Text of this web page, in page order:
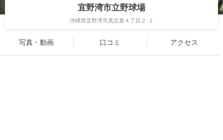
宜野湾市立野球場
沖縄県宜野湾市真志喜４丁目２-１
写真・動画 口コミ アクセス